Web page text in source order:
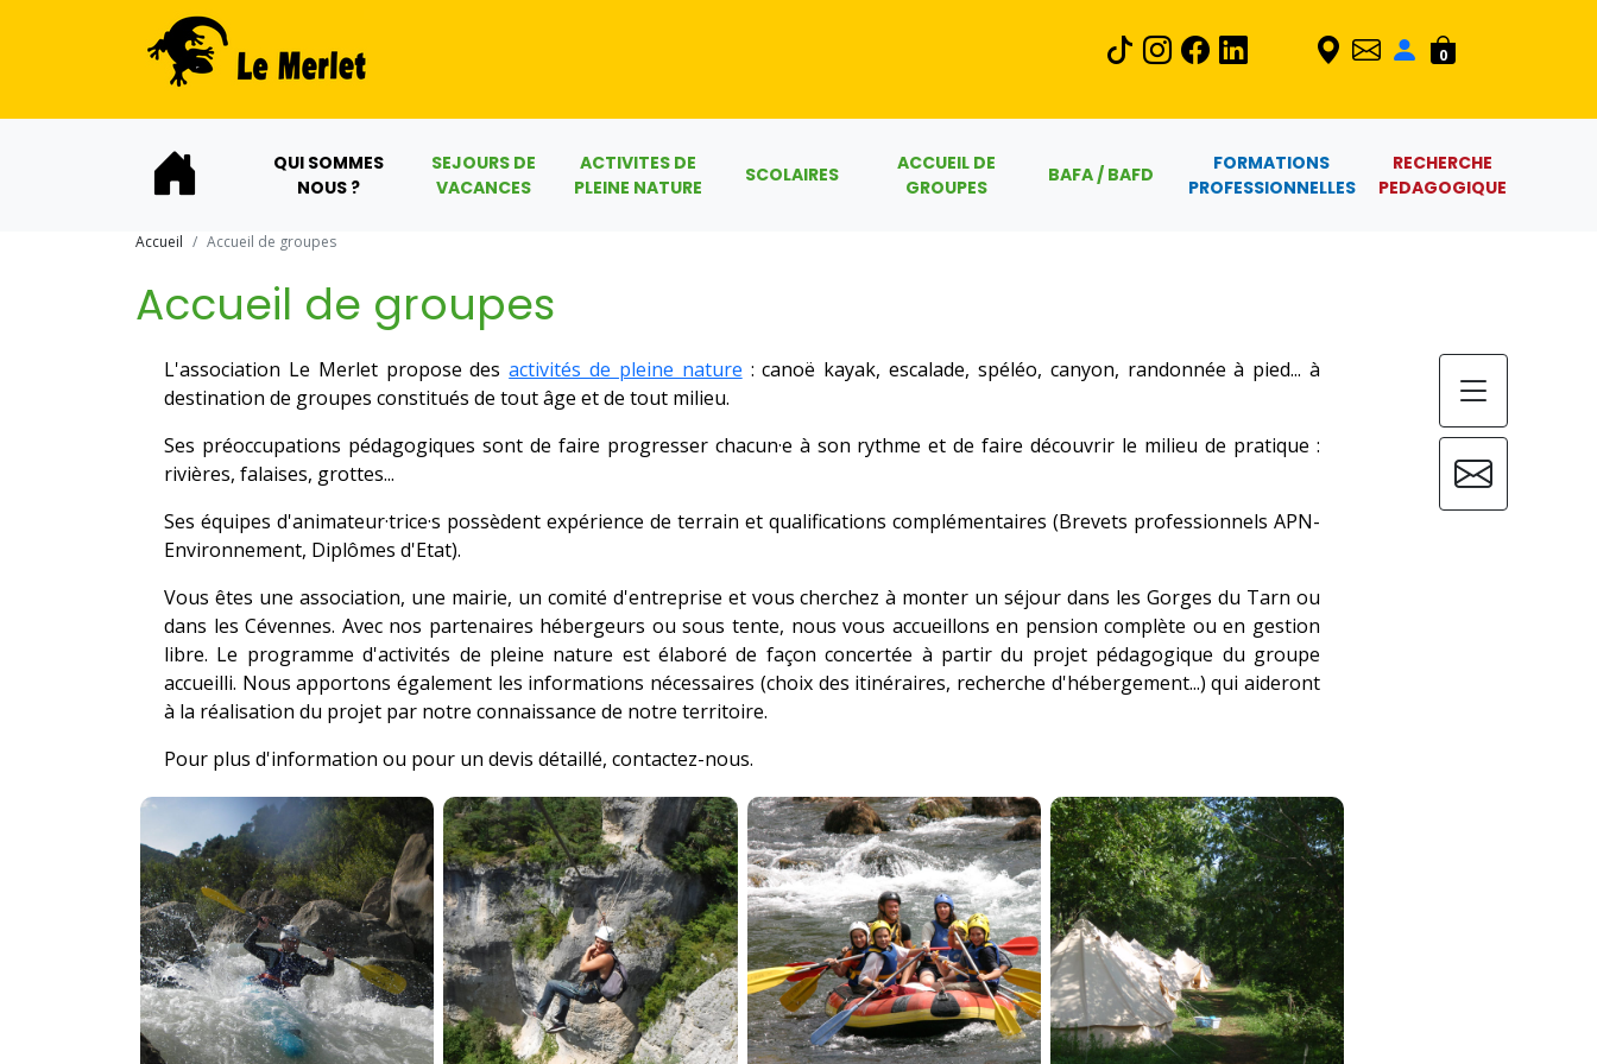
0
QUI SOMMES
NOUS ?
SEJOURS DE
VACANCES
ACTIVITES DE
PLEINE NATURE
SCOLAIRES
ACCUEIL DE
GROUPES
BAFA / BAFD
FORMATIONS
PROFESSIONNELLES
RECHERCHE
PEDAGOGIQUE
Accueil Accueil de groupes
Accueil de groupes
L'association Le Merlet propose desactivités de pleine nature : canoë kayak, escalade, spéléo, canyon, randonnée à pied... à
destination de groupes constitués de tout âge et de tout milieu.
Ses préoccupations pédagogiques sont de faire progresser chacun·e à son rythme et de faire découvrir le milieu de pratique :
rivières, falaises, grottes...
Ses équipes d'animateur·trice·s possèdent expérience de terrain et qualifications complémentaires (Brevets professionnels APN-
Environnement, Diplômes d'Etat).
Vous êtes une association, une mairie, un comité d'entreprise et vous cherchez à monter un séjour dans les Gorges du Tarn ou
dans les Cévennes. Avec nos partenaires hébergeurs ou sous tente, nous vous accueillons en pension complète ou en gestion
libre. Le programme d'activités de pleine nature est élaboré de façon concertée à partir du projet pédagogique du groupe
accueilli. Nous apportons également les informations nécessaires (choix des itinéraires, recherche d'hébergement...) qui aideront
à la réalisation du projet par notre connaissance de notre territoire.
Pour plus d'information ou pour un devis détaillé, contactez-nous.